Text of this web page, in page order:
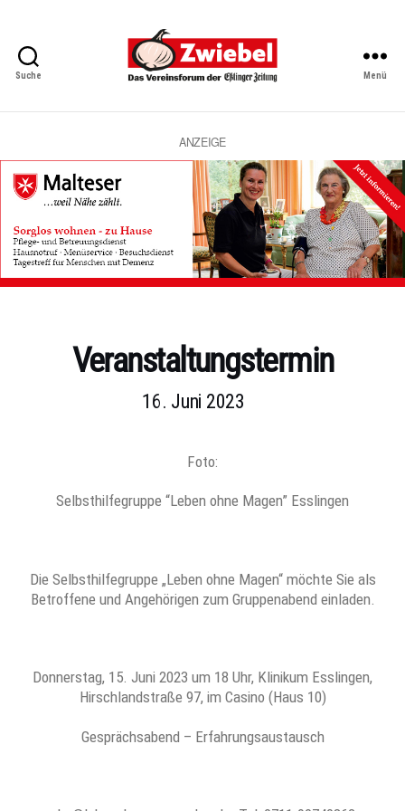
Suche
Vereinsforum
Eßlinger
Zeitung
Menü
ANZEIGE
KategorienVeranstaltungstermin
16. Juni 2023
Foto:
Selbsthilfegruppe “Leben ohne Magen” Esslingen
Die Selbsthilfegruppe „Leben ohne Magen“ möchte Sie als
Betroffene und Angehörigen zum Gruppenabend einladen.
Donnerstag, 15. Juni 2023 um 18 Uhr, Klinikum Esslingen,
Hirschlandstraße 97, im Casino (Haus 10)
Gesprächsabend – Erfahrungsaustausch